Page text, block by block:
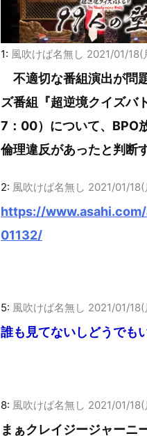
1: 風吹けば名無し 2021/01/
不適切な番組演出が問
ズ番組『超逆境クイズ
7：00）について、BPO
倫理違反があったと判断
2: 風吹けば名無し 2021/01/
https://
01132/
5: 風吹けば名無し 2021/01/
誰も見てないしどうでも
8: 風吹けば名無し 2021/01/
まぁクレイジージャーニ